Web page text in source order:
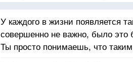
У каждого в жизни появляется
совершенно не важно, было это
Ты просто понимаешь, что